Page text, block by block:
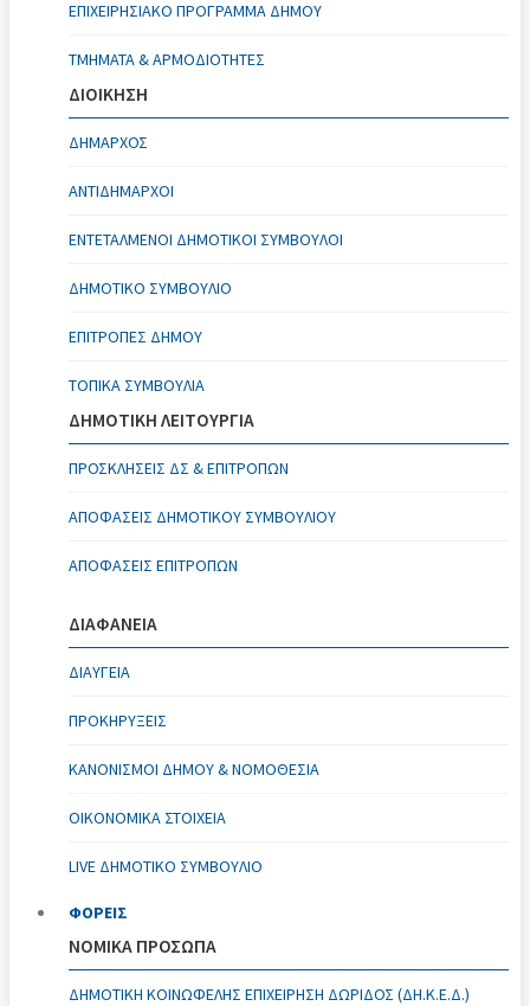
ΕΠΙΧΕΙΡΗΣΙΑΚΌ ΠΡΌΓΡΑΜΜΑ ΔΉΜΟΥ
ΤΜΉΜΑΤΑ & ΑΡΜΟΔΙΌΤΗΤΕΣ
ΔΙΟΙΚΗΣΗ
ΔΉΜΑΡΧΟΣ
ΑΝΤΙΔΉΜΑΡΧΟΙ
ΕΝΤΕΤΑΛΜΈΝΟΙ ΔΗΜΟΤΙΚΟΊ ΣΎΜΒΟΥΛΟΙ
ΔΗΜΟΤΙΚΌ ΣΥΜΒΟΎΛΙΟ
ΕΠΙΤΡΟΠΈΣ ΔΉΜΟΥ
ΤΟΠΙΚΆ ΣΥΜΒΟΎΛΙΑ
ΔΗΜΟΤΙΚΗ ΛΕΙΤΟΥΡΓΙΑ
ΠΡΟΣΚΛΉΣΕΙΣ ΔΣ & ΕΠΙΤΡΟΠΏΝ
ΑΠΟΦΆΣΕΙΣ ΔΗΜΟΤΙΚΟΎ ΣΥΜΒΟΥΛΊΟΥ
ΑΠΟΦΆΣΕΙΣ ΕΠΙΤΡΟΠΏΝ
ΔΙΑΦΑΝΕΙΑ
ΔΙΑΥΓΕΙΑ
ΠΡΟΚΗΡΥΞΕΙΣ
ΚΑΝΟΝΙΣΜΟΊ ΔΉΜΟΥ & ΝΟΜΟΘΕΣΊΑ
ΟΙΚΟΝΟΜΙΚΆ ΣΤΟΙΧΕΊΑ
LIVE ΔΗΜΟΤΙΚΟ ΣΥΜΒΟΥΛΙΟ
ΦΟΡΕΙΣ
ΝΟΜΙΚΑ ΠΡΟΣΩΠΑ
ΔΗΜΟΤΙΚΉ ΚΟΙΝΩΦΕΛΉΣ ΕΠΙΧΕΊΡΗΣΗ ΔΩΡΊΔΟΣ (ΔΗ.Κ.Ε.Δ.)